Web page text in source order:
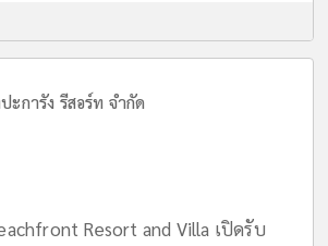
ะการัง รีสอร์ท จำกัด
Resort and Villa เปิดรับ